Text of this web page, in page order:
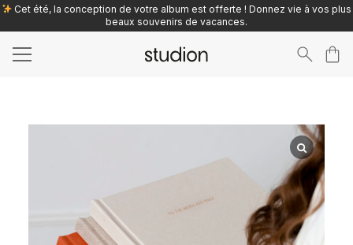
Cet été, la conception de votre album est offerte ! Donnez vie à vos plus
beaux souvenirs de vacances.